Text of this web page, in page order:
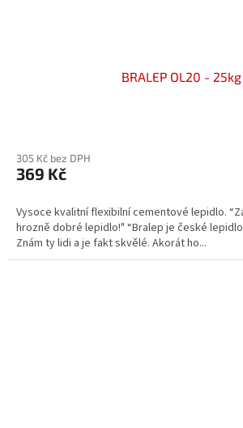
BRALEP OL20 - 25kg
305 Kč bez DPH
369 Kč
Vysoce kvalitní flexibilní cementové lepidlo.
hrozně dobré lepidlo!" “Bralep je české
Znám ty lidi a je fakt skvělé. Akorát ho...